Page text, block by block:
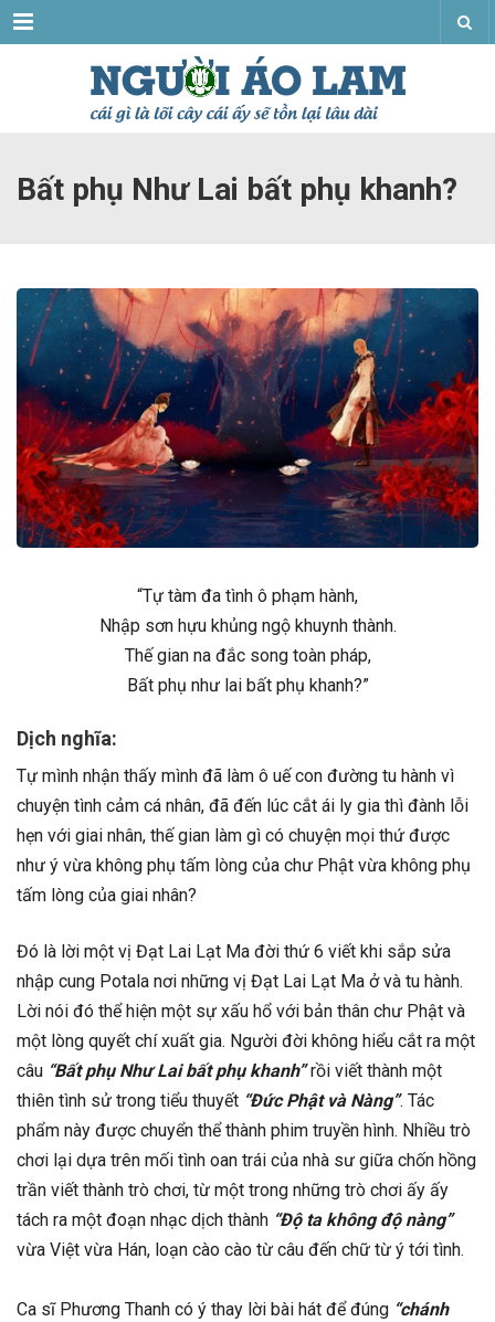
Menu
Bất phụ Như Lai bất phụ khanh?
“Tự tàm đa tình ô phạm hành,
Nhập sơn hựu khủng ngộ khuynh thành.
Thế gian na đắc song toàn pháp,
Bất phụ như lai bất phụ khanh?”
Dịch nghĩa:
Tự mình nhận thấy mình đã làm ô uế con đường tu hành vì
chuyện tình cảm cá nhân, đã đến lúc cắt ái ly gia thì đành lỗi
hẹn với giai nhân, thế gian làm gì có chuyện mọi thứ được
như ý vừa không phụ tấm lòng của chư Phật vừa không phụ
tấm lòng của giai nhân?
Đó là lời một vị Đạt Lai Lạt Ma đời thứ 6 viết khi sắp sửa
nhập cung Potala nơi những vị Đạt Lai Lạt Ma ở và tu hành.
Lời nói đó thể hiện một sự xấu hổ với bản thân chư Phật và
một lòng quyết chí xuất gia. Người đời không hiểu cắt ra một
câu “Bất phụ Như Lai bất phụ khanh”rồi viết thành một
thiên tình sử trong tiểu thuyết “Đức Phật và Nàng”. Tác
phẩm này được chuyển thể thành phim truyền hình. Nhiều trò
chơi lại dựa trên mối tình oan trái của nhà sư giữa chốn hồng
trần viết thành trò chơi, từ một trong những trò chơi ấy ấy
tách ra một đoạn nhạc dịch thành “Độ ta không độ nàng”
vừa Việt vừa Hán, loạn cào cào từ câu đến chữ từ ý tới tình.
Ca sĩ Phương Thanh có ý thay lời bài hát để đúng “chánh